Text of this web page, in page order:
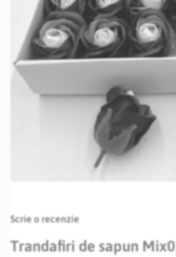
to
beginning
Scrie o recenzie
Trandafiri de sapun